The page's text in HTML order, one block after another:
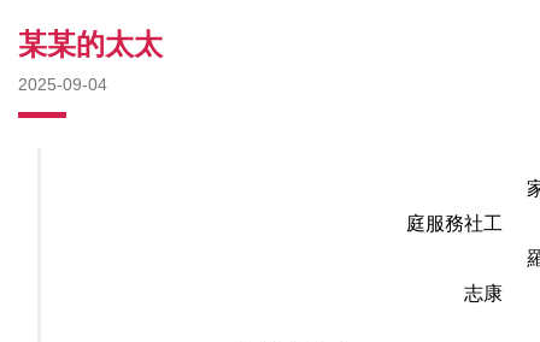
某某的太太
2025-09-04
庭服務社工
志康